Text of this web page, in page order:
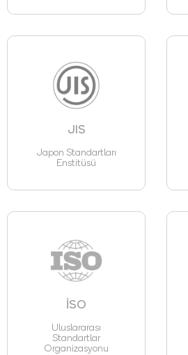
JIS
Japon Standartları
Enstitüsü
İSO
Uluslararası
Standartlar
Organizasyonu